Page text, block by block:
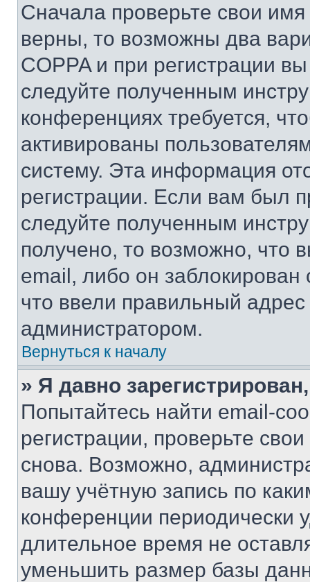
Сначала проверьте свои
верны, то возможны два
COPPA и при регистрации
следуйте полученным
конференциях требуется,
активированы
систему. Эта информация
регистрации. Если вам был
следуйте полученным
получено, то возможно, что
email, либо он
что ввели правильный адрес
администратором.
Вернуться к началу
» Я давно
Попытайтесь найти email-
регистрации, проверьте
снова. Возможно,
вашу учётную запись по
конференции периодически
длительное время не
уменьшить размер базы